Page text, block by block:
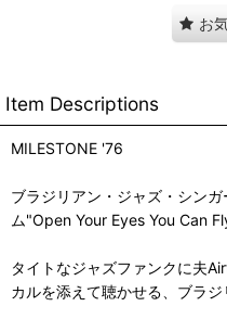
お
Item Descriptions
MILESTONE '76
ブラジリアン・ジャズ・シン
ム"Open Your Eyes You Can
タイトなジャズファンクに夫
カルを添えて聴かせる、ブラ